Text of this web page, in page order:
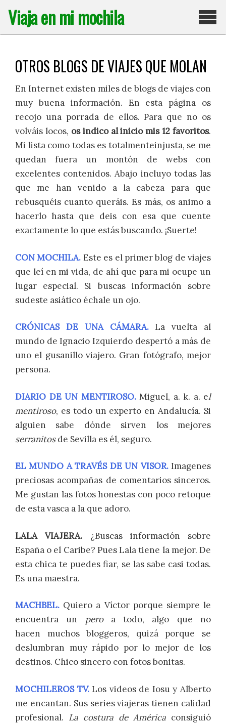
contenido
Viaja en mi mochila
OTROS BLOGS DE VIAJES QUE MOLAN
En Internet existen miles de blogs de viajes con
muy buena información. En esta página os
recojo una porrada de ellos. Para que no os
volváis locos, os indico al inicio mis 12 favoritos.
Mi lista como todas es totalmenteinjusta, se me
quedan fuera un montón de webs con
excelentes contenidos. Abajo incluyo todas las
que me han venido a la cabeza para que
rebusquéis cuanto queráis. Es más, os animo a
hacerlo hasta que deis con esa que cuente
exactamente lo que estás buscando. ¡Suerte!
CON MOCHILA. Este es el primer blog de viajes
que leí en mi vida, de ahí que para mi ocupe un
lugar especial. Si buscas información sobre
sudeste asiático échale un ojo.
CRÓNICAS DE UNA CÁMARA.La vuelta al
mundo de Ignacio Izquierdo despertó a más de
uno el gusanillo viajero. Gran fotógrafo, mejor
persona.
DIARIO DE UN MENTIROSO.Miguel, a. k. a. el
mentiroso, es todo un experto en Andalucía. Si
alguien sabe dónde sirven los mejores
serranitosde Sevilla es él, seguro.
EL MUNDO A TRAVÉS DE UN VISOR.Imagenes
preciosas acompañas de comentarios sinceros.
Me gustan las fotos honestas con poco retoque
de esta vasca a la que adoro.
LALA VIAJERA. ¿Buscas información sobre
España o el Caribe? Pues Lala tiene la mejor. De
esta chica te puedes fiar, se las sabe casi todas.
Es una maestra.
MACHBEL. Quiero a Víctor porque siempre le
encuentra un peroa todo, algo que no
hacen muchos bloggeros, quizá porque se
deslumbran muy rápido por lo mejor de los
destinos. Chico sincero con fotos bonitas.
MOCHILEROS TV.Los videos de Iosu y Alberto
me encantan. Sus series viajeras tienen calidad
profesional. La costura de América consiguió